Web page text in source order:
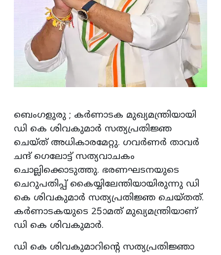
ബെംഗളുരു ; കര്‍ണാടക മുഖ്യമന്ത്രിയായി
ഡി കെ ശിവകുമാര്‍ സത്യപ്രതിജ്ഞ
ചെയ്ത് അധികാരമേറ്റു. ഗവര്‍ണര്‍ താവര്‍
ചന്ദ് ഗെലോട്ട് സത്യവാചകം
ചൊല്ലിക്കൊടുത്തു. ഭരണഘടനയുടെ
ചെറുപതിപ്പ് കൈയ്യിലേന്തിയായിരുന്നു ഡി
കെ ശിവകുമാര്‍ സത്യപ്രതിജ്ഞ ചെയ്തത്.
കര്‍ണാടകയുടെ 25ാമത് മുഖ്യമന്ത്രിയാണ്
ഡി കെ ശിവകുമാര്‍.
ഡി കെ ശിവകുമാറിന്റെ സത്യപ്രതിജ്ഞാ